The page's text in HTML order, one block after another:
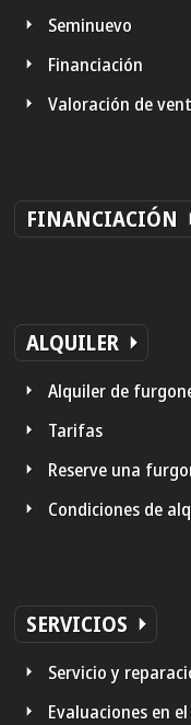
Seminuevo
Financiación
Valoración de
FINANCIACIÓN
ALQUILER
Alquiler de
Tarifas
Reserve una
Condiciones de
SERVICIOS
Servicio y
Evaluaciones en